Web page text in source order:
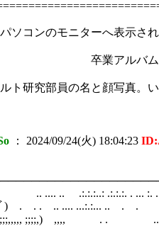
ターへ表示されている
行事ごとに撮影
と顔写真。いずれも
： 2024/09/24(火) 18:04:23
.. .:.:.:..: .:.:.:. . ... :.
ﾞ);;ﾞ) . . . .. ....